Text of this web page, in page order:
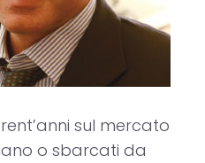
sul mercato
o sbarcati da